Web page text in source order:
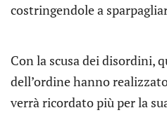
costringendole a
Con la scusa dei disordini,
dell’ordine hanno
verrà ricordato più per la